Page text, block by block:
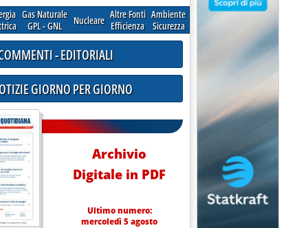
Gas Naturale
GPL - GNL
Nucleare Altre Fonti
Efficienza
Ambiente
Sicurezza
- EDITORIALI
GIORNO PER GIORNO
Archivio
Digitale in PDF
Ultimo numero:
mercoledì 5 agosto